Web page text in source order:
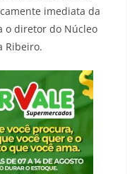
imediata da
o diretor do Núcleo
Ribeiro.